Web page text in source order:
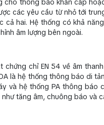
thông báo khẩn cấp
các yêu cầu từ nhỏ tới
hai. Hệ thống có khả
âm lượng bên ngoài.
chỉ EN 54 về âm
là hệ thống thông báo di
và hệ thống PA thông
tăng âm, chuông báo và